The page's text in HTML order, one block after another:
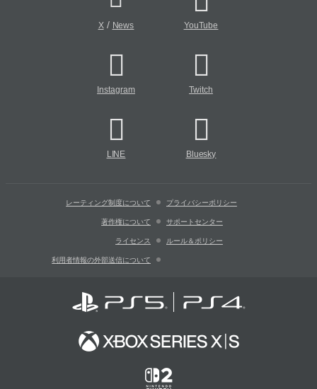
X/ News YouTube
Instagram Twitch
LINE Bluesky
レーティング制度について プライバシーポリシー
著作権について サポートセンター
ライセンス ルール＆ポリシー
利用者情報の外部送信について